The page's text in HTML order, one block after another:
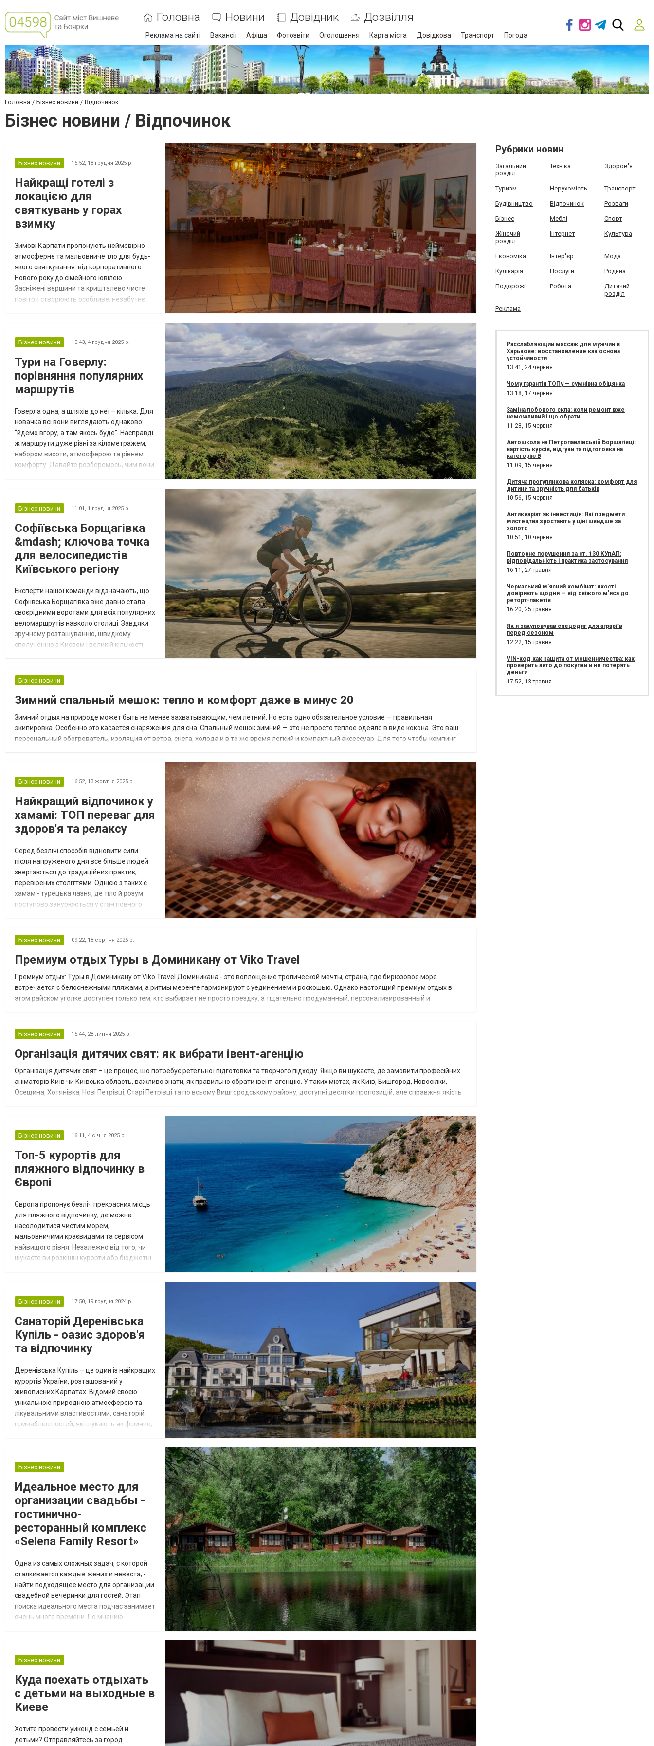
Головна Новини Довідник Дозвілля
Реклама на сайті Вакансії Афіша Фотозвіти Оголошення Карта міста Довідкова Транспорт Погода
Головна Бізнес новини Відпочинок
Бізнес новини / Відпочинок
Бізнес новини 15:52, 18 грудня 2025 р.
Найкращі готелі з
локацією для
святкувань у горах
взимку
Зимові Карпати пропонують неймовірно
атмосферне та мальовниче тло для будь-
якого святкування: від корпоративного
Нового року до сімейного ювілею.
Засніжені вершини та кришталево чисте
повітря створюють особливе, незабутнє
для організації святкових подій найвищого
що ваша зимова урочистість пройде і...
Бізнес новини 10:43, 4 грудня 2025 р.
Тури на Говерлу:
порівняння популярних
маршрутів
Говерла одна, а шляхів до неї – кілька. Для
новачка всі вони виглядають однаково:
“йдемо вгору, а там якось буде”. Насправді
ж маршрути дуже різні за кілометражем,
набором висоти, атмосферою та рівнем
комфорту. Давайте розберемось, чим вони
марковані маршрути: синій (крутіше, але
плавніший). Дистанція: 3,7...
Бізнес новини 11:01, 1 грудня 2025 р.
Софіївська Борщагівка
&mdash; ключова точка
для велосипедистів
Київського регіону
Експерти нашої команди відзначають, що
Софіївська Борщагівка вже давно стала
своєрідними воротами для всіх популярних
веломаршрутів навколо столиці. Завдяки
зручному розташуванню, швидкому
сполученню з Києвом і великій кількості
починати тренування, прокладати дальні
поїздки або просто вирушати на
відпочинкову прогулянку. Борщагівка
інфрастр...
Бізнес новини
Зимний спальный мешок: тепло и комфорт даже в минус 20
Зимний отдых на природе может быть не менее захватывающим, чем летний. Но есть одно обязательное условие — правильная
экипировка. Особенно это касается снаряжения для сна. Спальный мешок зимний — это не просто тёплое одеяло в виде кокона. Это ваш
персональный обогреватель, изоляция от ветра, снега, холода и в то же время лёгкий и компактный аксессуар. Для того чтобы кемпинг
Бізнес новини 16:52, 13 жовтня 2025 р.
Найкращий відпочинок у
хамамі: ТОП переваг для
здоров'я та релаксу
Серед безлічі способів відновити сили
після напруженого дня все більше людей
звертаються до традиційних практик,
перевірених століттями. Однією з таких є
хамам - турецька лазня, де тіло й розум
поступово занурюються у стан повного
нове звучання у світі велнесу. У просторі
MOREWELL хамам став уособленням
гармонії: тут поєднується давня культура
очищення з сучасним комфортом і за...
Бізнес новини 09:22, 18 серпня 2025 р.
Премиум отдых Туры в Доминикану от Viko Travel
Премиум отдых: Туры в Доминикану от Viko Travel Доминикана - это воплощение тропической мечты, страна, где бирюзовое море
встречается с белоснежными пляжами, а ритмы меренге гармонируют с уединением и роскошью. Однако настоящий премиум отдых в
этом райском уголке доступен только тем, кто выбирает не просто поездку, а тщательно продуманный, персонализированный и
Бізнес новини 15:44, 28 липня 2025 р.
Організація дитячих свят: як вибрати івент-агенцію
Організація дитячих свят – це процес, що потребує ретельної підготовки та творчого підходу. Якщо ви шукаєте, де замовити професійних
аніматорів Київ чи Київська область, важливо знати, як правильно обрати івент-агенцію. У таких містах, як Київ, Вишгород, Новосілки,
Осещина, Хотянівка, Нові Петрівці, Старі Петрівці та по всьому Вишгородському району, доступні десятки пропозицій, але справжня якість
Бізнес новини 16:11, 4 січня 2025 р.
Топ-5 курортів для
пляжного відпочинку в
Європі
Європа пропонує безліч прекрасних місць
для пляжного відпочинку, де можна
насолодитися чистим морем,
мальовничими краєвидами та сервісом
найвищого рівня. Незалежно від того, чи
шукаєте ви розкішні курорти або бюджетні
їхньою допомогою ви зможете обрати
очікуванням. 1. Коста-Брава, Іспанія Коста-
Брава...
Бізнес новини 17:50, 19 грудня 2024 р.
Санаторій Деренівська
Купіль - оазис здоров'я
та відпочинку
Деренівська Купіль – це один із найкращих
курортів України, розташований у
живописних Карпатах. Відомий своєю
унікальною природною атмосферою та
лікувальними властивостями, санаторій
приваблює гостей, які шукають як фізичне,
Деренівська Купіль спеціалізується на
широкий спектр послуг для лікування та
профілактики різнома...
Бізнес новини
Идеальное место для
организации свадьбы -
гостинично-
ресторанный комплекс
«Selena Family Resort»
Одна из самых сложных задач, с которой
сталкивается каждые жених и невеста, -
найти подходящее место для организации
свадебной вечеринки для гостей. Этап
поиска идеального места подчас занимает
очень много времени. По мнению
свадьбы. Подавляющее большинство
живописной местности, что
дополнительно подчеркнет у...
Бізнес новини
Куда поехать отдыхать
с детьми на выходные в
Киеве
Хотите провести уикенд с семьей и
детьми? Отправляйтесь за город
Рубрики новин
Загальний
розділ
Техніка Здоров'я
Туризм Нерухомість Транспорт
Будівництво Відпочинок Розваги
Бізнес Меблі Спорт
Жіночий
розділ
Інтернет Культура
Економіка Інтер'єр Мода
Кулінарія Послуги Родина
Подорожі Робота
Дитячий
розділ
Реклама
Расслабляющий массаж для мужчин в
Харькове: восстановление как основа
устойчивости
13:41, 24 червня
Чому гарантія ТОПу — сумнівна обіцянка
13:18, 17 червня
Заміна лобового скла: коли ремонт вже
неможливий і що обрати
11:28, 15 червня
Автошкола на Петропавлівській Борщагівці:
вартість курсів, відгуки та підготовка на
категорію B
11:09, 15 червня
Дитяча прогулянкова коляска: комфорт для
дитини та зручність для батьків
10:56, 15 червня
Антикваріат як інвестиція: Які предмети
мистецтва зростають у ціні швидше за
золото
10:51, 10 червня
Повторне порушення за ст. 130 КУпАП:
відповідальність і практика застосування
16:11, 27 травня
Черкаський м’ясний комбінат: якості
довіряють щодня — від свіжого м’яса до
реторт-пакетів
16:20, 25 травня
Як я закуповував спецодяг для аграріїв
перед сезоном
12:22, 15 травня
VIN-код как защита от мошенничества: как
проверить авто до покупки и не потерять
деньги
17:52, 13 травня